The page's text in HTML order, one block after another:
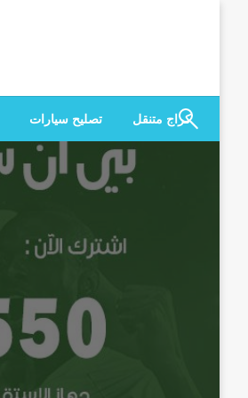
كراج متنقل
تصليح سيارات